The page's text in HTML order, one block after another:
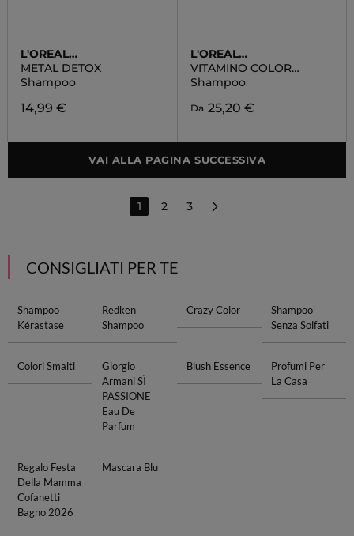
L'OREAL
PROFESSIONNEL
METAL DETOX
Shampoo
14,99 €
L'OREAL
PROFESSIONNEL
VITAMINO COLOR
SPECTRUM
Shampoo
Da 25,20 €
VAI ALLA PAGINA SUCCESSIVA
1 2 3
CONSIGLIATI PER TE
Shampoo
Kérastase
Redken
Shampoo
Crazy Color
Shampoo
Senza Solfati
Colori Smalti
Giorgio
Armani SÌ
PASSIONE
Eau De
Parfum
Blush Essence
Profumi Per
La Casa
Regalo Festa
Della Mamma
Cofanetti
Bagno 2026
Mascara Blu